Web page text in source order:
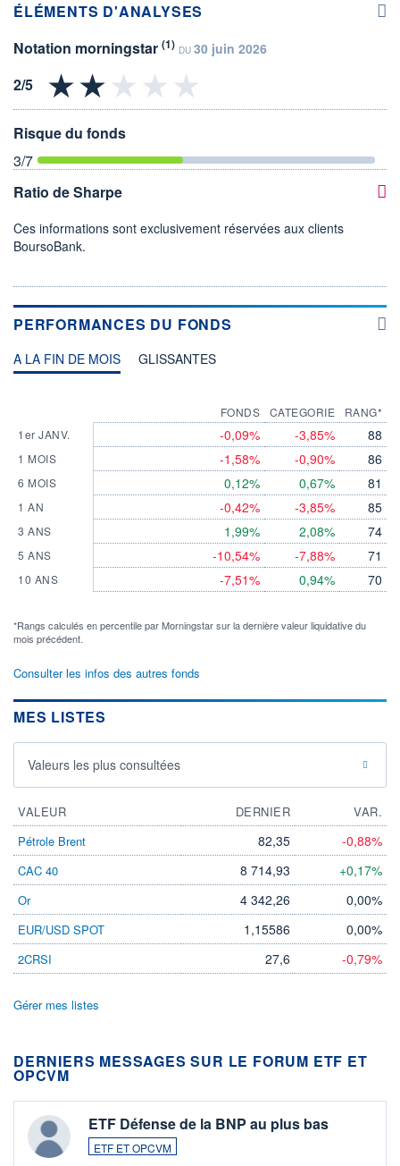
ÉLÉMENTS D'ANALYSES
Notation morningstar (1) DU 30 juin 2026
Risque du fonds
3/7
Ratio de Sharpe
Ces informations sont exclusivement réservées aux clients
BoursoBank.
PERFORMANCES DU FONDS
A LA FIN DE MOIS GLISSANTES
1er JANV.
1 MOIS
6 MOIS
1 AN
3 ANS
5 ANS
10 ANS
FONDS
-0,09%
-1,58%
0,12%
-0,42%
1,99%
-10,54%
-7,51%
CATEGORIE
-3,85%
-0,90%
0,67%
-3,85%
2,08%
-7,88%
0,94%
RANG*
88
86
81
85
74
71
70
*Rangs calculés en percentile par Morningstar sur la dernière valeur liquidative du
mois précédent.
Consulter les infos des autres fonds
MES LISTES
Valeurs les plus consultées
VALEUR DERNIER
VAR.
Pétrole Brent
82,35 -0,88%
CAC 40 8 714,93 +0,17%
Or 4 342,26 0,00%
EUR/USD SPOT 1,15586 0,00%
2CRSI 27,6 -0,79%
Gérer mes listes
DERNIERS MESSAGES SUR LE FORUM ETF ET
OPCVM
ETF Défense de la BNP au plus bas
ETF ET OPCVM